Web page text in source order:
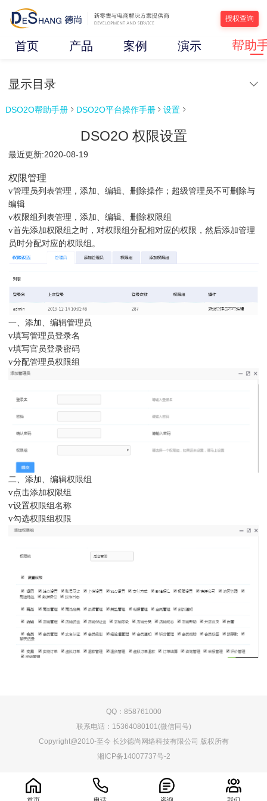
授权查询
首页 产品 案例 演示 帮助
显示目录
DSO2O帮助手册  DSO2O平台操作手册  设置 
DSO2O 权限设置
最近更新:2020-08-19
权限管理
v管理员列表管理，添加、编辑、删除操作；超级管理员不可删除与
编辑
v权限组列表管理，添加、编辑、删除权限组
v首先添加权限组之时，对权限组分配相对应的权限，然后添加管理
员时分配对应的权限组。
一、添加、编辑管理员
v填写管理员登录名
v填写官员登录密码
v分配管理员权限组
二、添加、编辑权限组
v点击添加权限组
v设置权限组名称
v勾选权限组权限
QQ：858761000
联系电话：15364080101(微信同号)
Copyright@2010-至今 长沙德尚网络科技有限公司 版权所有
湘ICP备14007737号-2